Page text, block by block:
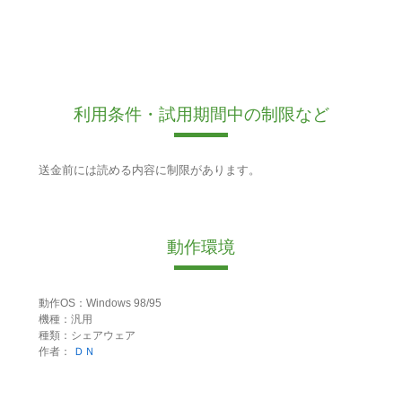
利用条件・試用期間中の制限など
送金前には読める内容に制限があります。
動作環境
動作OS：Windows 98/95
機種：汎用
種類：シェアウェア
作者：
ＤＮ